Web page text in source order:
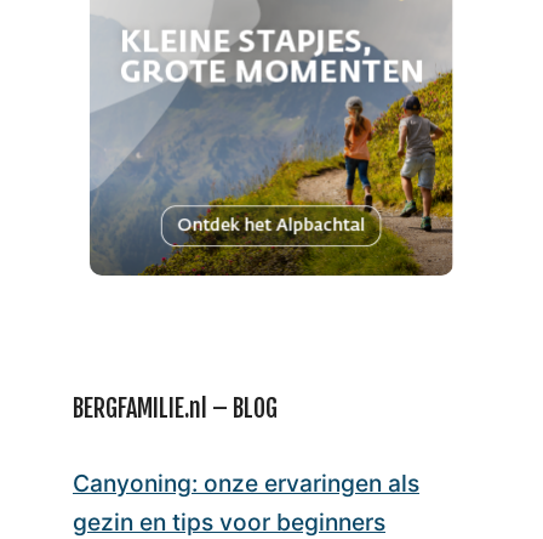
BERGFAMILIE.nl – BLOG
Canyoning: onze ervaringen als
gezin en tips voor beginners